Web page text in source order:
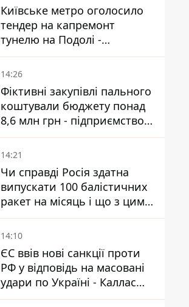
Київське метро оголосило
тендер на капремонт
тунелю на Подолі -
триватиме майже два роки
14:26
Фіктивні закупівлі пального
коштували бюджету понад
8,6 млн грн - підприємство
відшкодувало збитки
14:21
Чи справді Росія здатна
випускати 100 балістичних
ракет на місяць і що з цим
робити
14:10
ЄС ввів нові санкції проти
РФ у відповідь на масовані
удари по Україні - Каллас
розкрила деталі